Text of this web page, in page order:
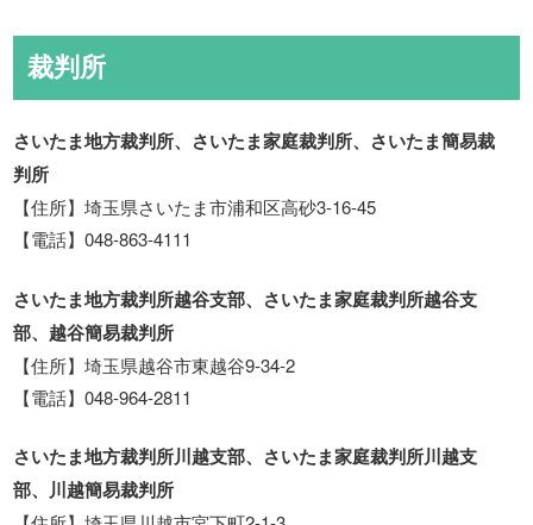
裁判所
さいたま地方裁判所、さいたま家庭裁判所、さいたま簡易裁
判所
【住所】埼玉県さいたま市浦和区高砂3-16-45
【電話】048-863-4111
さいたま地方裁判所越谷支部、さいたま家庭裁判所越谷支
部、越谷簡易裁判所
【住所】埼玉県越谷市東越谷9-34-2
【電話】048-964-2811
さいたま地方裁判所川越支部、さいたま家庭裁判所川越支
部、川越簡易裁判所